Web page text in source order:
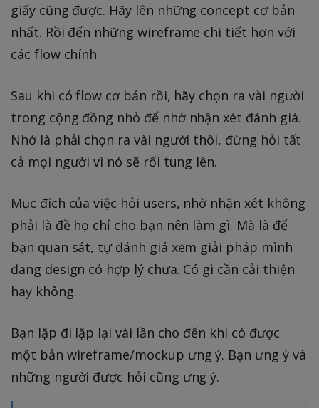
giấy cũng được. Hãy lên những concept cơ bản
nhất. Rồi đến những wireframe chi tiết hơn với
các flow chính.
Sau khi có flow cơ bản rồi, hãy chọn ra vài người
trong cộng đồng nhỏ để nhờ nhận xét đánh giá.
Nhớ là phải chọn ra vài người thôi, đừng hỏi tất
cả mọi người vì nó sẽ rối tung lên.
Mục đích của việc hỏi users, nhờ nhận xét không
phải là đề họ chỉ cho bạn nên làm gì. Mà là để
bạn quan sát, tự đánh giá xem giải pháp mình
đang design có hợp lý chưa. Có gì cần cải thiện
hay không.
Bạn lặp đi lặp lại vài lần cho đến khi có được
một bản wireframe/mockup ưng ý. Bạn ưng ý và
những người được hỏi cũng ưng ý.